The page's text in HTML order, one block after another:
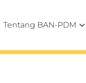
Tentang BAN-PDM